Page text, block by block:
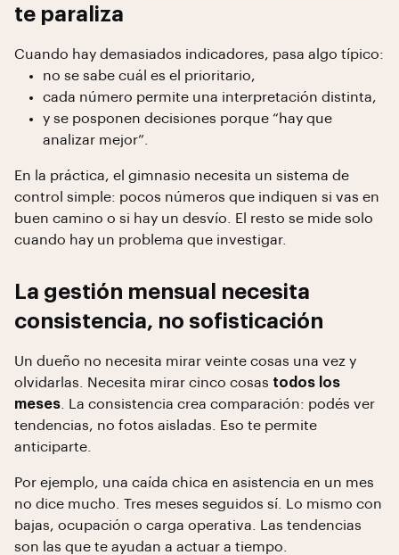
te paraliza
Cuando hay demasiados indicadores, pasa algo típico:
no se sabe cuál es el prioritario,
cada número permite una interpretación distinta,
y se posponen decisiones porque “hay que
analizar mejor”.
En la práctica, el gimnasio necesita un sistema de
control simple: pocos números que indiquen si vas en
buen camino o si hay un desvío. El resto se mide solo
cuando hay un problema que investigar.
La gestión mensual necesita
consistencia, no sofisticación
Un dueño no necesita mirar veinte cosas una vez y
olvidarlas. Necesita mirar cinco cosas todos los
meses . La consistencia crea comparación: podés ver
tendencias, no fotos aisladas. Eso te permite
anticiparte.
Por ejemplo, una caída chica en asistencia en un mes
no dice mucho. Tres meses seguidos sí. Lo mismo con
bajas, ocupación o carga operativa. Las tendencias
son las que te ayudan a actuar a tiempo.